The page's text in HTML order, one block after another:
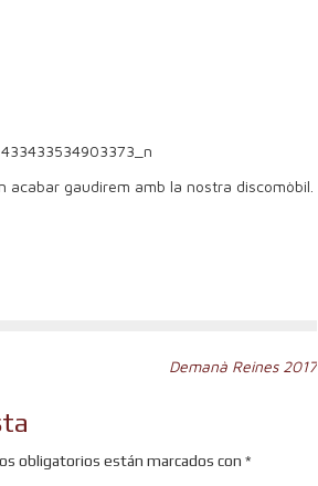
gaudirem amb la nostra discomòbil.
Demanà Reines 2017
obligatorios están marcados con *